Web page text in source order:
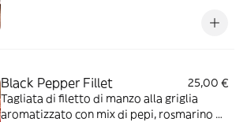
oliva e fiocchi di sale su letto di spinacino, il
Black Pepper Fillet
25,00 €
Tagliata di filetto di manzo alla griglia
aromatizzato con mix di pepi, rosmarino e